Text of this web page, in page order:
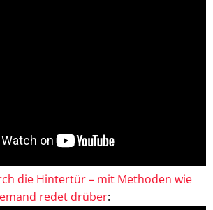
die Hintertür – mit Methoden wie
redet drüber: